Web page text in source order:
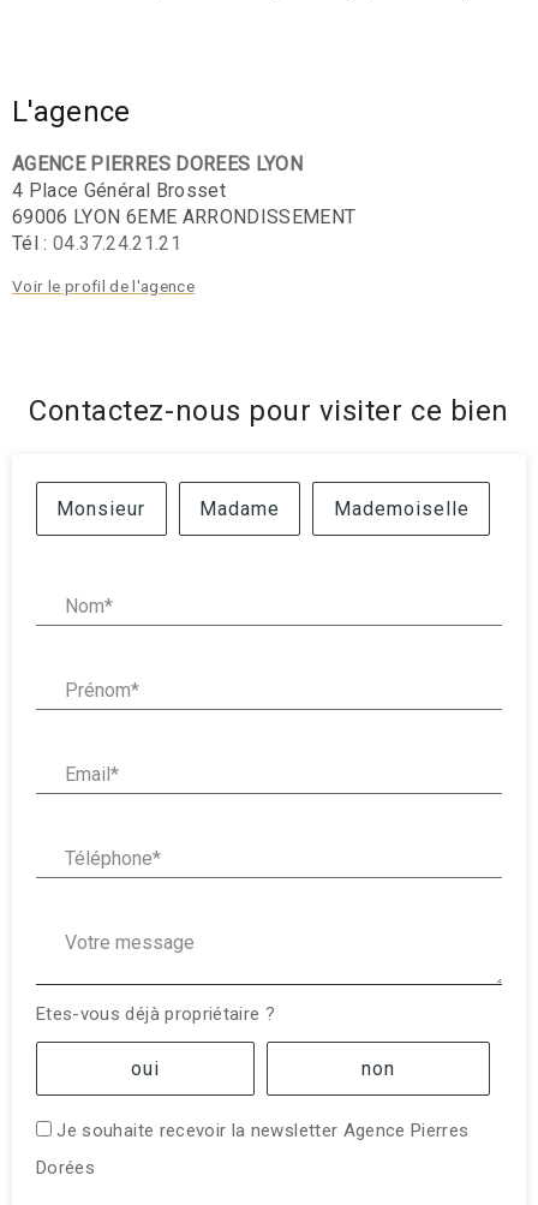
L'agence
AGENCE PIERRES DOREES LYON
4 Place Général Brosset
69006 LYON 6EME ARRONDISSEMENT
Tél :04.37.24.21.21
Voir le profil de l'agence
Contactez-nous pour visiter ce bien
Civilité :
Monsieur Madame Mademoiselle
Etes-vous déjà propriétaire ?
oui non
Je souhaite recevoir la newsletter Agence Pierres
Dorées